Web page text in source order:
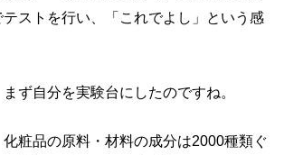
テストを行い、「これでよし」という感
ず自分を実験台にしたのですね。
粧品の原料・材料の成分は2000種類ぐ